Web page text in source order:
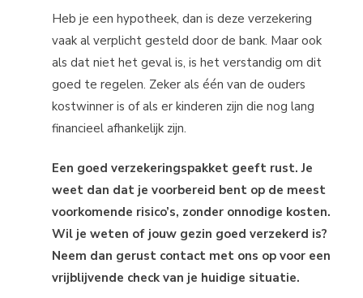
Heb je een hypotheek, dan is deze verzekering
vaak al verplicht gesteld door de bank. Maar ook
als dat niet het geval is, is het verstandig om dit
goed te regelen. Zeker als één van de ouders
kostwinner is of als er kinderen zijn die nog lang
financieel afhankelijk zijn.
Een goed verzekeringspakket geeft rust. Je
weet dan dat je voorbereid bent op de meest
voorkomende risico’s, zonder onnodige kosten.
Wil je weten of jouw gezin goed verzekerd is?
Neem dan gerust contact met ons op voor een
vrijblijvende check van je huidige situatie.